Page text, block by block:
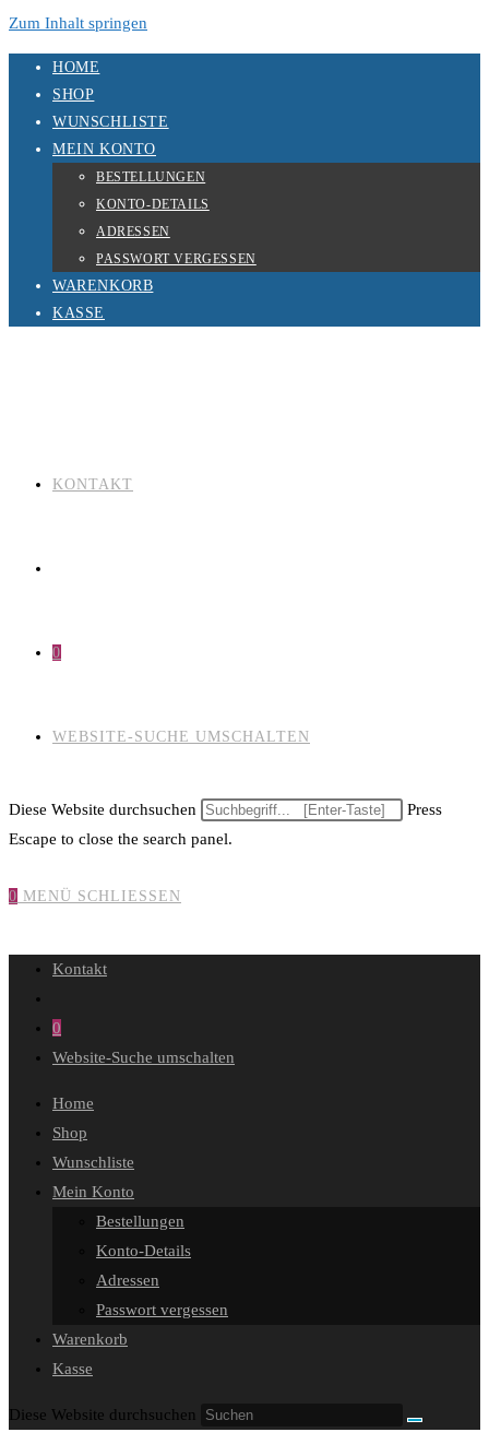
Zum Inhalt springen
HOME
SHOP
WUNSCHLISTE
MEIN KONTO
BESTELLUNGEN
KONTO-DETAILS
ADRESSEN
PASSWORT VERGESSEN
WARENKORB
KASSE
KONTAKT
0
WEBSITE-SUCHE UMSCHALTEN
Diese Website durchsuchen
Press
Escape to close the search panel.
0 MENÜ SCHLIESSEN
Kontakt
0
Website-Suche umschalten
Home
Shop
Wunschliste
Mein Konto
Bestellungen
Konto-Details
Adressen
Passwort vergessen
Warenkorb
Kasse
Diese Website durchsuchen